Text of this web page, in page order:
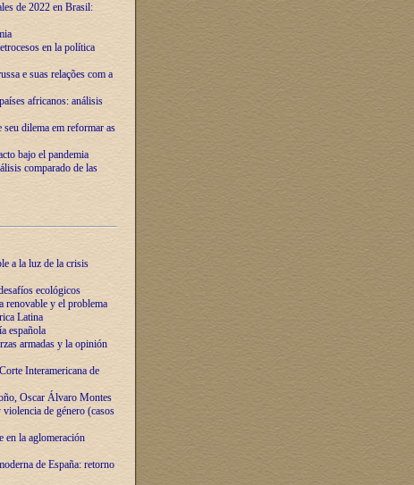
de 2022 en Brasil:
en la política
e suas relações com a
africanos: análisis
dilema em reformar as
bajo el pandemia
comparado de las
a la luz de la crisis
ecológicos
renovable y el problema
Latina
española
armadas y la opinión
Interamericana de
Oscar Álvaro Montes
de género (casos
en la aglomeración
de España: retorno